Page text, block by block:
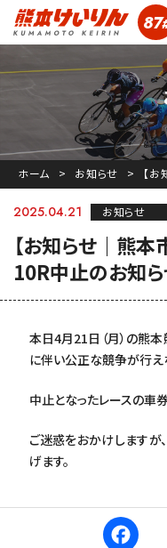
熊本競輪 87
ホーム お知らせ 【
2025.04.21 お知らせ
【お知らせ｜熊本
10R中止のお知
本日4月21日（月）の熊本
に伴い公正な競争が行え
中止となったレースの車
ご迷惑をおかけしますが
げます。